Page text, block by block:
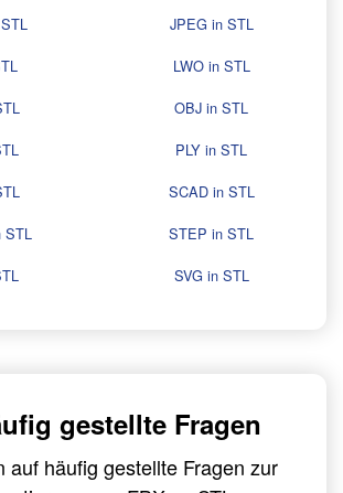
JPEG in STL
LWO in STL
OBJ in STL
PLY in STL
SCAD in STL
STL
STEP in STL
SVG in STL
gestellte Fragen
auf häufig gestellte Fragen zur